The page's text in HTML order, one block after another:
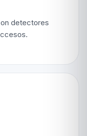
detectores